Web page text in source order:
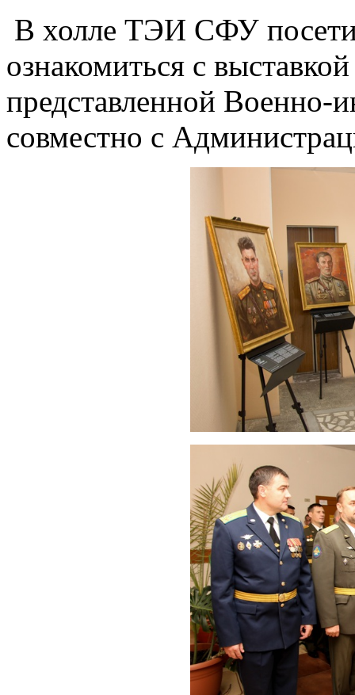
В холле ТЭИ СФУ
ознакомиться c
представленной Военно-
совместно с